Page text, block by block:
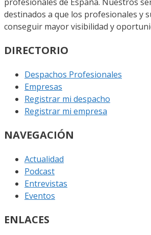
destinados a que los profesionales y
conseguir mayor visibilidad y
DIRECTORIO
Despachos Profesionales
Empresas
Registrar mi despacho
Registrar mi empresa
NAVEGACIÓN
Actualidad
Podcast
Entrevistas
Eventos
ENLACES